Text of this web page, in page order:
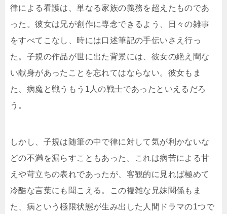
律による看護は、単なる家族の義務を超えたものであ
った。彼女は兄が創作に専念できるよう、日々の雑事
をすべてこなし、時には口述筆記の手伝いさえ行っ
た。子規の作品が世に出た背景には、彼女の絶え間な
い献身があったことを忘れてはならない。彼女もま
た、病魔と戦うもう1人の戦士であったといえるだろ
う。
しかし、子規は随筆の中で律に対して気が利かないな
どの不満を漏らすこともあった。これは病苦による甘
えや苛立ちの表れであったが、客観的に見れば極めて
冷酷な言葉にも聞こえる。この複雑な兄妹関係もま
た、病という極限状態が生み出した人間ドラマの1つで